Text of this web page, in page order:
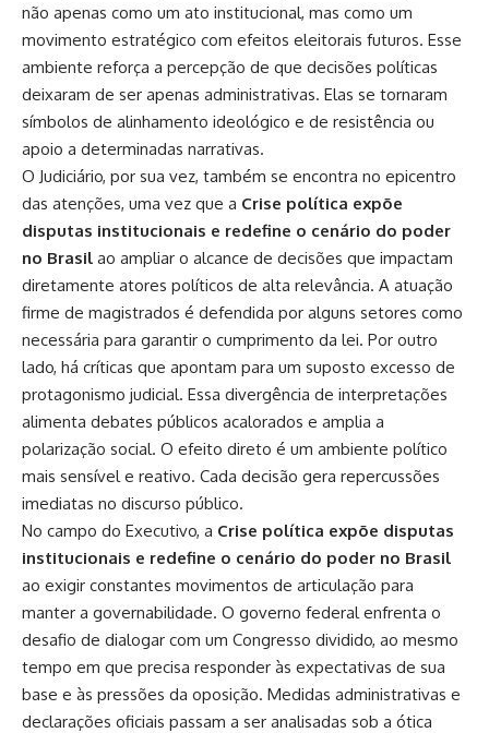
não apenas como um ato institucional, mas como um
movimento estratégico com efeitos eleitorais futuros. Esse
ambiente reforça a percepção de que decisões políticas
deixaram de ser apenas administrativas. Elas se tornaram
símbolos de alinhamento ideológico e de resistência ou
apoio a determinadas narrativas.
O Judiciário, por sua vez, também se encontra no epicentro
das atenções, uma vez que a Crise política expõe
disputas institucionais e redefine o cenário do poder
no Brasil ao ampliar o alcance de decisões que impactam
diretamente atores políticos de alta relevância. A atuação
firme de magistrados é defendida por alguns setores como
necessária para garantir o cumprimento da lei. Por outro
lado, há críticas que apontam para um suposto excesso de
protagonismo judicial. Essa divergência de interpretações
alimenta debates públicos acalorados e amplia a
polarização social. O efeito direto é um ambiente político
mais sensível e reativo. Cada decisão gera repercussões
imediatas no discurso público.
No campo do Executivo, a Crise política expõe disputas
institucionais e redefine o cenário do poder no Brasil
ao exigir constantes movimentos de articulação para
manter a governabilidade. O governo federal enfrenta o
desafio de dialogar com um Congresso dividido, ao mesmo
tempo em que precisa responder às expectativas de sua
base e às pressões da oposição. Medidas administrativas e
declarações oficiais passam a ser analisadas sob a ótica